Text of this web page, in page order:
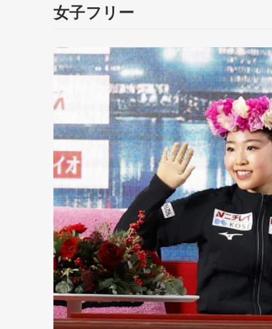
女子フリー